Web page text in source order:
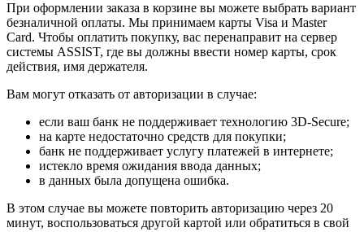
При оформлении заказа в корзине вы можете выбрать вариант
безналичной оплаты. Мы принимаем карты Visa и Master
Card. Чтобы оплатить покупку, вас перенаправит на сервер
системы ASSIST, где вы должны ввести номер карты, срок
действия, имя держателя.
Вам могут отказать от авторизации в случае:
если ваш банк не поддерживает технологию 3D-Secure;
на карте недостаточно средств для покупки;
банк не поддерживает услугу платежей в интернете;
истекло время ожидания ввода данных;
в данных была допущена ошибка.
В этом случае вы можете повторить авторизацию через 20
минут, воспользоваться другой картой или обратиться в свой